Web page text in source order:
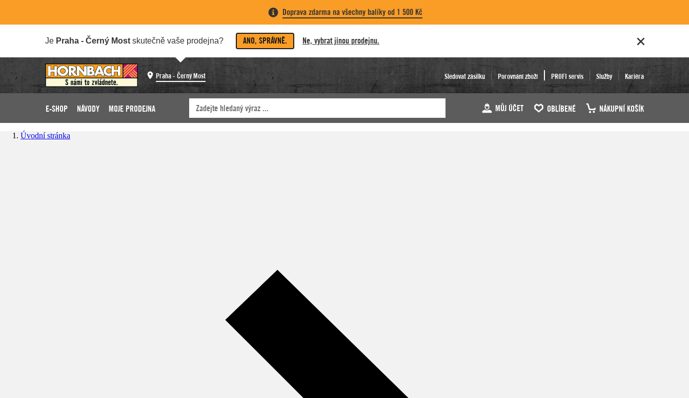
Doprava zdarma na všechny balíky od 1 500 Kč
Je Praha - Černý Most skutečně vaše prodejna? ANO, SPRÁVNĚ. Ne, vybrat jinou prodejnu.
Praha - Černý Most Sledovat zásilku Porovnání zboží PROFI servis Služby Kariéra
E-SHOP NÁVODY MOJE PRODEJNA MŮJ ÚČET OBLÍBENÉ NÁKUPNÍ KOŠÍK
Úvodní stránka